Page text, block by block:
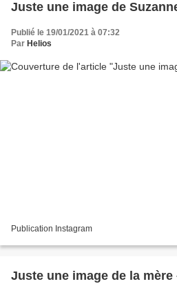
Juste une image de
Publié le 19/01/2021 à 07:32
Par Helios
Publication Instagram
Juste une image de la mère